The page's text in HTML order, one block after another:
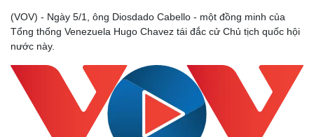
(VOV) - Ngày 5/1, ông Diosdado Cabello - một đồng minh của
Tổng thống Venezuela Hugo Chavez tái đắc cử Chủ tịch quốc hội
nước này.